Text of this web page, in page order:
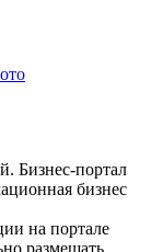
Бизнес-портал
бизнес
на портале
размещать